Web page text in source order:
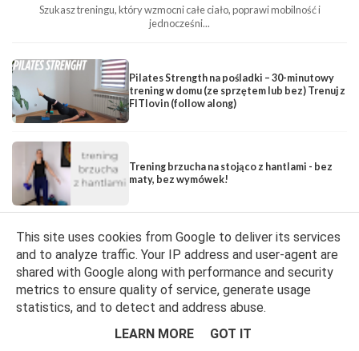
Szukasz treningu, który wzmocni całe ciało, poprawi mobilność i
jednocześni...
Pilates Strength na pośladki – 30-minutowy
trening w domu (ze sprzętem lub bez) Trenuj z
FITlovin (follow along)
Trening brzucha na stojąco z hantlami - bez
maty, bez wymówek!
Trening na pośladki w 10 minut! Ćwiczenia na
pośladki z kettlebell.
This site uses cookies from Google to deliver its services
and to analyze traffic. Your IP address and user-agent are
shared with Google along with performance and security
metrics to ensure quality of service, generate usage
statistics, and to detect and address abuse.
LEARN MORE
GOT IT